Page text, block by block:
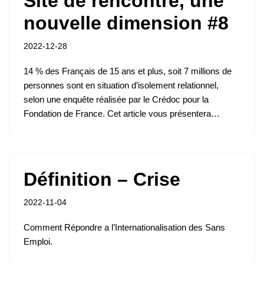
nouvelle dimension #8
2022-12-28
14 % des Français de 15 ans et plus, soit 7 millions de
personnes sont en situation d’isolement relationnel,
selon une enquête réalisée par le Crédoc pour la
Fondation de France. Cet article vous présentera…
Définition – Crise
2022-11-04
Comment Répondre a l’Internationalisation des Sans
Emploi.